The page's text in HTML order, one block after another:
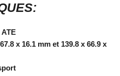
ATE
x 16.1 mm et 139.8 x 66.9 x